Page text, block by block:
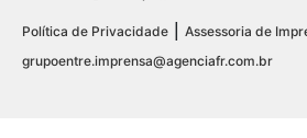
Política de Privacidade
Assessoria de
grupoentre.imprensa@agenciafr.com.br